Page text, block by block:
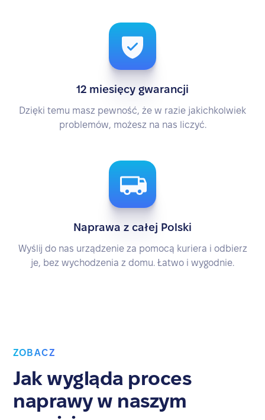
12 miesięcy gwarancji
Dzięki temu masz pewność, że w razie jakichkolwiek
problemów, możesz na nas liczyć.
Naprawa z całej Polski
Wyślij do nas urządzenie za pomocą kuriera i odbierz
je, bez wychodzenia z domu. Łatwo i wygodnie.
ZOBACZ
Jak wygląda proces
naprawy w naszym